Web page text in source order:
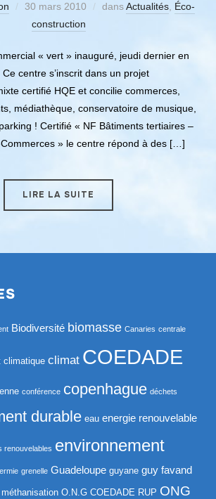
30 mars 2010 dansActualités Éco-
construction
« vert » inauguré, jeudi dernier en
centre s’inscrit dans un projet
certifié HQE et concilie commerces,
médiathèque, conservatoire de musique,
! Certifié « NF Bâtiments tertiaires –
» le centre répond à des […]
LIRE LA SUITE
Biodiversité biomasse Canaries centrale
climatique climat COEDADE
conférence copenhague déchets
durable eau energie renouvelable
renouvelables environnement
grenelle Guadeloupe guyane guy favand
méthanisation O.N.G COEDADE RUP ONG